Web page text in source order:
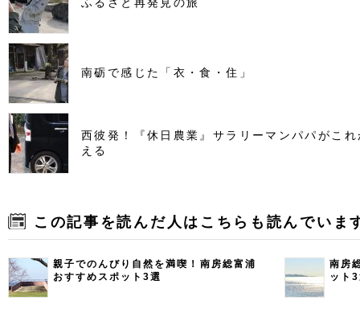
南砺で感じた「衣・食・住」
西彼発！『休日農業』サラリーマンパパがこ
える
この記事を読んだ人はこちらも読んでいま
親子でのんびり自然を満喫！南房総富浦
おすすめスポット3選
南房
ット